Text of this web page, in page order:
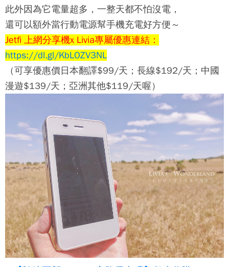
此外因為它電量超多，一整天都不怕沒電，
還可以額外當行動電源幫手機充電好方便～
Jetfi 上網分享機x Livia專屬優惠連結：
https://dl.gl/KbLOZV3NL
（可享優惠價日本翻譯$99/天；長線$192/天；中國
漫遊$139/天；亞洲其他$119/天喔）